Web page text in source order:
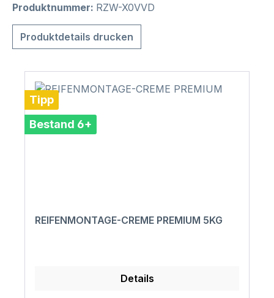
Produktnummer: RZW-X0VVD
Produktdetails drucken
Tipp
Bestand 6+
REIFENMONTAGE-CREME PREMIUM 5KG
Details